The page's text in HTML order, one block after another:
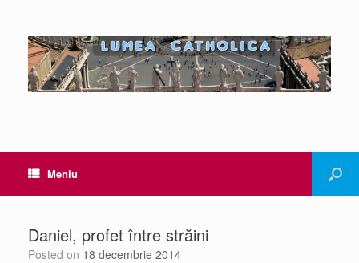
Meniu
Daniel, profet între străini
Posted on 18 decembrie 2014